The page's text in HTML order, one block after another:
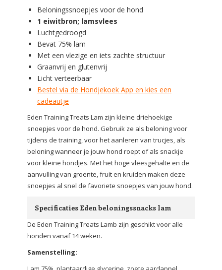
Beloningssnoepjes voor de hond
1 eiwitbron; lamsvlees
Luchtgedroogd
Bevat 75% lam
Met een vlezige en iets zachte structuur
Graanvrij en glutenvrij
Licht verteerbaar
Bestel via de Hondjekoek App en kies een
cadeautje
Eden Training Treats Lam zijn kleine driehoekige
snoepjes voor de hond. Gebruik ze als beloning voor
tijdens de training, voor het aanleren van trucjes, als
beloning wanneer je jouw hond roept of als snackje
voor kleine hondjes. Met het hoge vleesgehalte en de
aanvulling van groente, fruit en kruiden maken deze
snoepjes al snel de favoriete snoepjes van jouw hond.
Specificaties Eden beloningssnacks lam
De Eden Training Treats Lamb zijn geschikt voor alle
honden vanaf 14 weken.
Samenstelling: